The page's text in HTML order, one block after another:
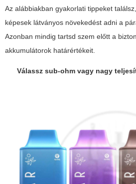
Az alábbiakban gyakorlati tippeket
képesek látványos növekedést adni a
Azonban mindig tartsd szem előtt a
akkumulátorok határértékeit.
Válassz sub-ohm vagy nagy